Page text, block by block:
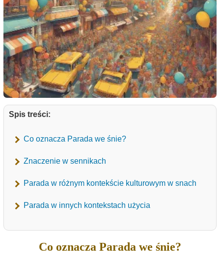
Spis treści:
Co oznacza Parada we śnie?
Znaczenie w sennikach
Parada w różnym kontekście kulturowym w snach
Parada w innych kontekstach użycia
Co oznacza Parada we śnie?